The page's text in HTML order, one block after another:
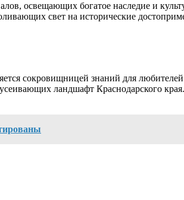
освещающих богатое наследие и
свет на исторические
сокровищницей знаний для
ландшафт Краснодарского